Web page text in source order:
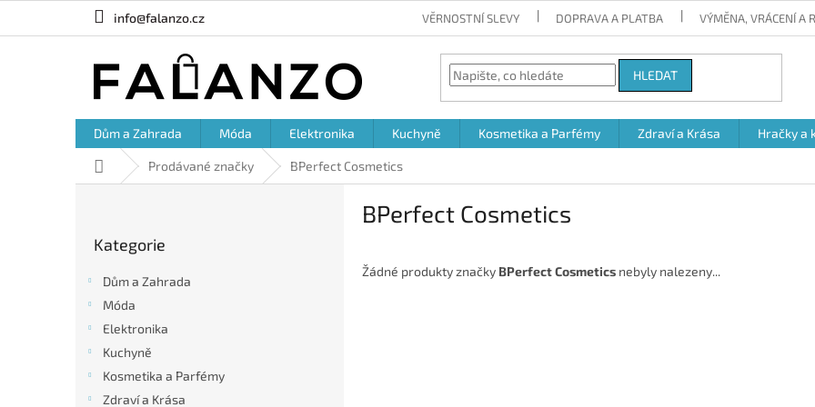
info@falanzo.cz VĚRNOSTNÍ SLEVY DOPRAVA A PLATBA VÝMĚNA, VRÁCENÍ A
HLEDAT
Dům a Zahrada Móda Elektronika Kuchyně Kosmetika a Parfémy Zdraví a Krása Hračky a
Domů Prodávané značky BPerfect Cosmetics
kategorie
Kategorie
Dům a Zahrada
Móda
Elektronika
Kuchyně
Kosmetika a Parfémy
Zdraví a Krása
BPerfect Cosmetics
Žádné produkty značky BPerfect Cosmetics nebyly nalezeny...